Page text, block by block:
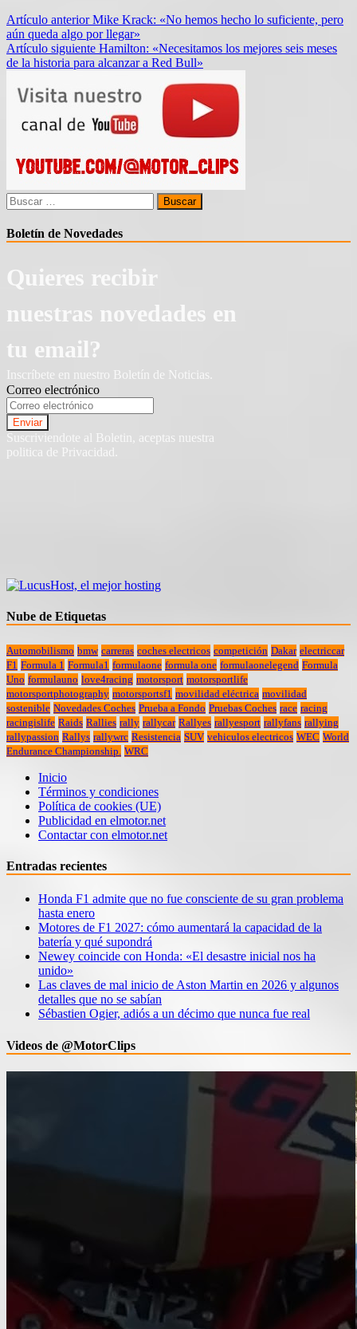
Navegación
de
entradas
Artículo anterior Mike Krack: «No hemos hecho lo suficiente, pero
aún queda algo por llegar»
Artículo siguiente Hamilton: «Necesitamos los mejores seis meses
de la historia para alcanzar a Red Bull»
Buscar:
Boletín de Novedades
Quieres recibir
nuestras novedades en
tu email?
Inscríbete en nuestro Boletín de Noticias.
Correo electrónico
Suscriviendote al Boletin, aceptas nuestra
politica de Privacidad.
Nube de Etiquetas
Automobilismo bmw carreras coches electricos competición Dakar electriccar
F1 Formula 1 Formula1 formulaone formula one formulaonelegend Formula
Uno formulauno love4racing motorsport motorsportlife
motorsportphotography motorsportsf1 movilidad eléctrica movilidad
sostenible Novedades Coches Prueba a Fondo Pruebas Coches race racing
racingislife Raids Rallies rally rallycar Rallyes rallyesport rallyfans rallying
rallypassion Rallys rallywrc Resistencia SUV vehiculos electricos WEC World
Endurance Championship. WRC
Inicio
Términos y condiciones
Política de cookies (UE)
Publicidad en elmotor.net
Contactar con elmotor.net
Entradas recientes
Honda F1 admite que no fue consciente de su gran problema
hasta enero
Motores de F1 2027: cómo aumentará la capacidad de la
batería y qué supondrá
Newey coincide con Honda: «El desastre inicial nos ha
unido»
Las claves de mal inicio de Aston Martin en 2026 y algunos
detalles que no se sabían
Sébastien Ogier, adiós a un décimo que nunca fue real
Videos de @MotorClips